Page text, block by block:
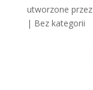
utworzone przez
| Bez kategorii